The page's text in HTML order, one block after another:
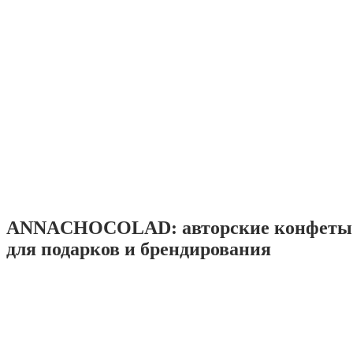
ANNACHOCOLAD: авторские
для подарков и брендирования